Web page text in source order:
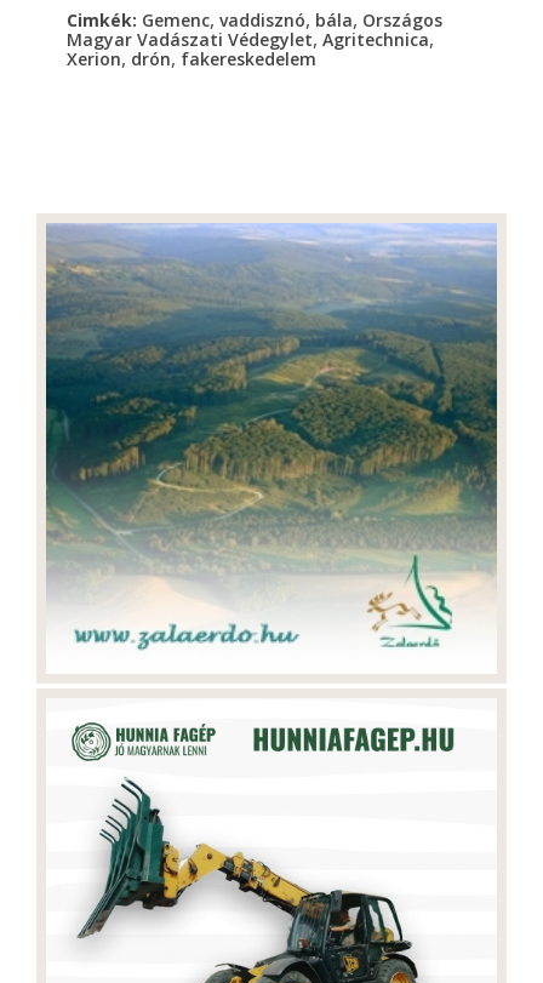
Cimkék: Gemenc, vaddisznó, bála, Országos
Magyar Vadászati Védegylet, Agritechnica,
Xerion, drón, fakereskedelem